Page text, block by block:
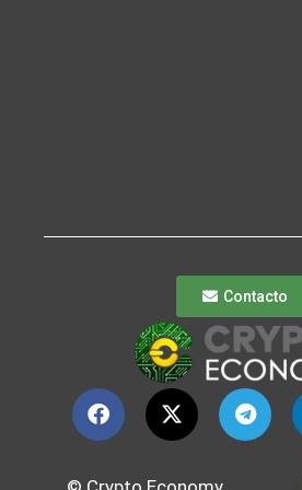
Contacto